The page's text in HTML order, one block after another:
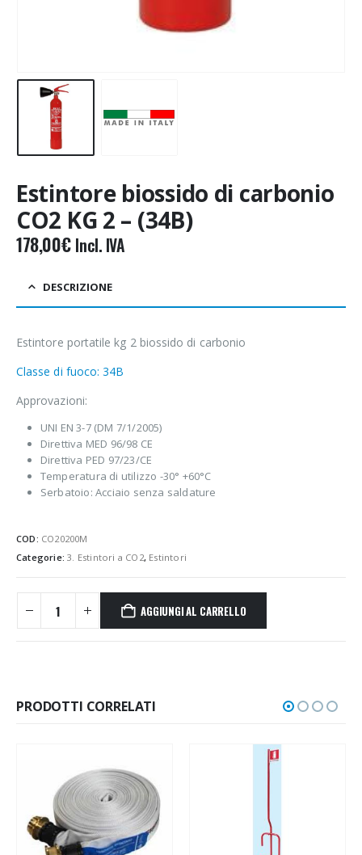
Estintore biossido di carbonio
CO2 KG 2 – (34B)
178,00€ Incl. IVA
DESCRIZIONE
Estintore portatile kg 2 biossido di carbonio
Classe di fuoco: 34B
Approvazioni:
UNI EN 3-7 (DM 7/1/2005)
Direttiva MED 96/98 CE
Direttiva PED 97/23/CE
Temperatura di utilizzo -30° +60°C
Serbatoio: Acciaio senza saldature
COD: CO20200M
Categorie:3. Estintori a CO2, Estintori
AGGIUNGI AL CARRELLO
PRODOTTI CORRELATI